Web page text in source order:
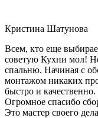
Кристина Шатунова
Всем, кто еще
советую Кухни мол!
спальню. Начиная с
монтажом никаких
быстро и
Огромное спасибо
Это мастер своего